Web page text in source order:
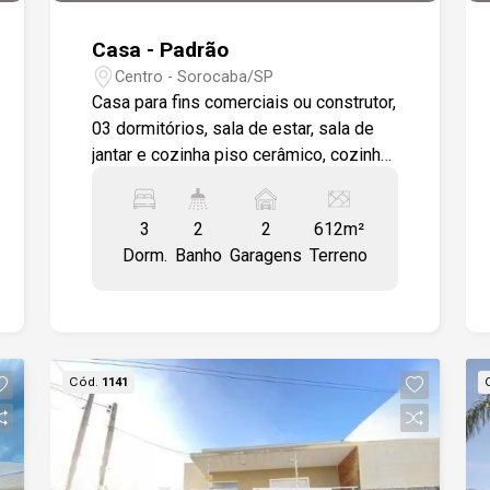
Casa - Padrão
Centro - Sorocaba/SP
Casa para fins comerciais ou construtor,
03 dormitórios, sala de estar, sala de
jantar e cozinha piso cerâmico, cozinha
até o teto, não possui box, área externa
possui edícula com banheiro,
lavanderia, espaço com churrasqueira e
3
Dorm.
2
Banho
2
Garagens
612m²
Terreno
Cód. 1141